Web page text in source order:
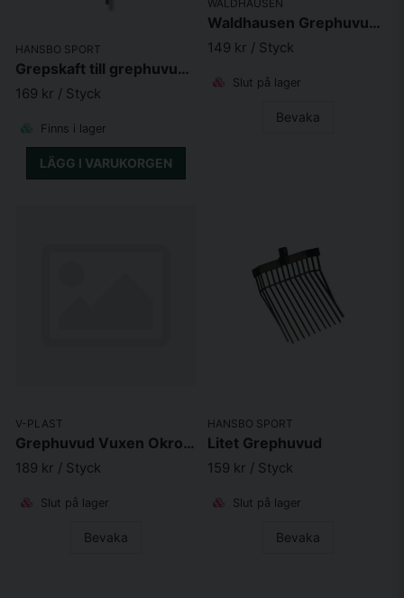
HANSBO SPORT
Grepskaft till grephuvud med sidogaller 120cm
169 kr / Styck
Finns i lager
LÄGG I VARUKORGEN
WALDHAUSEN
Waldhausen Grephuvud 40cm Svart
149 kr / Styck
Slut på lager
Bevaka
V-PLAST
Grephuvud Vuxen Okrossbar
189 kr / Styck
Slut på lager
Bevaka
HANSBO SPORT
Litet Grephuvud
159 kr / Styck
Slut på lager
Bevaka